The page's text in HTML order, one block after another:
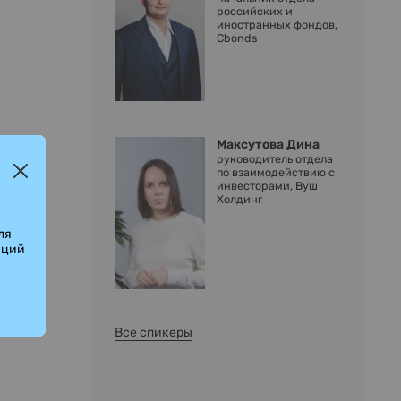
российских и
иностранных фондов,
Cbonds
Максутова Дина
руководитель отдела
по взаимодействию с
инвесторами, Вуш
Холдинг
Все спикеры